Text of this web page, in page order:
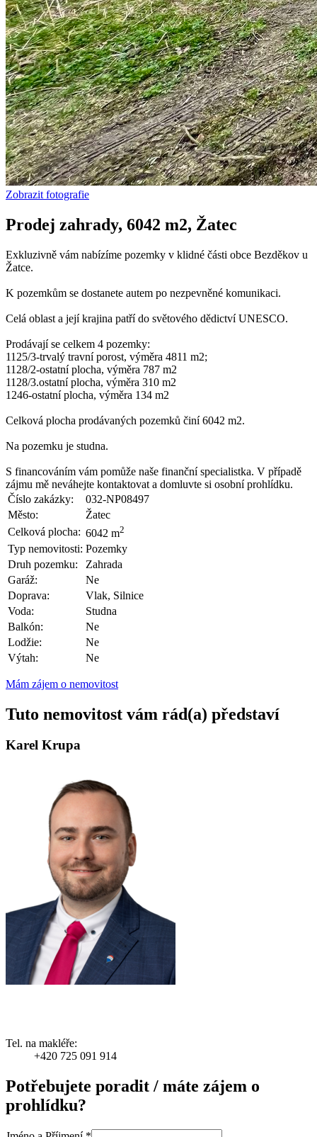
Zobrazit fotografie
Prodej zahrady, 6042 m2, Žatec
Exkluzivně vám nabízíme pozemky v klidné části obce Bezděkov u
Žatce.
K pozemkům se dostanete autem po nezpevněné komunikaci.
Celá oblast a její krajina patří do světového dědictví UNESCO.
Prodávají se celkem 4 pozemky:
1125/3-trvalý travní porost, výměra 4811 m2;
1128/2-ostatní plocha, výměra 787 m2
1128/3.ostatní plocha, výměra 310 m2
1246-ostatní plocha, výměra 134 m2
Celková plocha prodávaných pozemků činí 6042 m2.
Na pozemku je studna.
S financováním vám pomůže naše finanční specialistka. V případě
zájmu mě neváhejte kontaktovat a domluvte si osobní prohlídku.
Číslo zakázky:
032-NP08497
Město:
Žatec
Celková plocha: 6042 m2
Typ nemovitosti: Pozemky
Druh pozemku:
Zahrada
Garáž:
Ne
Doprava:
Vlak, Silnice
Voda:
Studna
Balkón:
Ne
Lodžie:
Ne
Výtah:
Ne
Mám zájem o nemovitost
Tuto nemovitost vám rád(a) představí
Karel Krupa
Tel. na makléře:
+420 725 091 914
Potřebujete poradit / máte zájem o
prohlídku?